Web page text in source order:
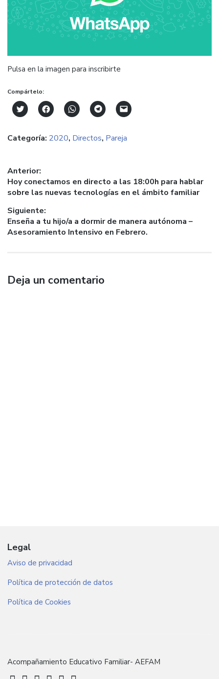
Pulsa en la imagen para inscribirte
Compártelo:
Click
on
Twitter
una
ventana
nueva)
Haz
compartir
en
ventana
nueva)
Haz
compartir
en
ventana
nueva)
Haz
compartir
en
ventana
nueva)
Haz
enviar
un
un
amigo
(Se
ventana
nueva)
Categoría: 2020, Directos, Pareja
Navegación
de
Anterior:
Entrada
anterior:
Hoy conectamos en directo a las 18:00h para hablar
sobre las nuevas tecnologías en el ámbito familiar
Siguiente:
Entrada
siguiente:
Enseña a tu hijo/a a dormir de manera autónoma –
Asesoramiento Intensivo en Febrero.
Deja un comentario
Legal
Aviso de privacidad
Política de protección de datos
Política de Cookies
Acompañamiento Educativo Familiar- AEFAM